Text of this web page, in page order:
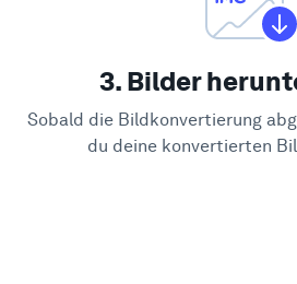
3. Bilder
Sobald die Bildkonvertierung
du deine konvertierten